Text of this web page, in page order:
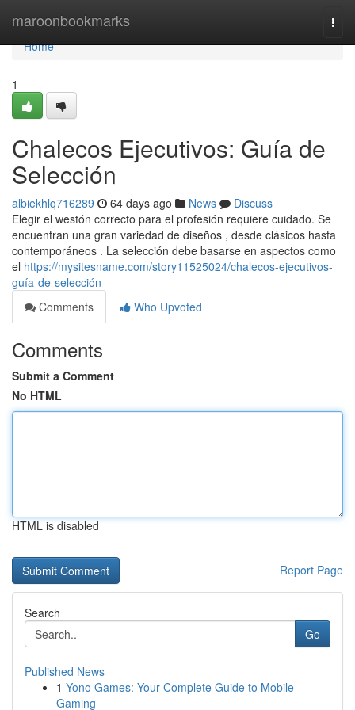
maroonbookmarks
Home
Home
1
Chalecos Ejecutivos: Guía de
Selección
albiekhlq716289 64 days ago News
Discuss
Elegir el westón correcto para el profesión requiere cuidado. Se
encuentran una gran variedad de diseños , desde clásicos hasta
contemporáneos . La selección debe basarse en aspectos como
el https://mysitesname.com/story11525024/chalecos-ejecutivos-
guía-de-selección
Comments
Who Upvoted
Comments
Submit a Comment
No HTML
HTML is disabled
Report Page
Search
Go
Published News
1 Yono Games: Your Complete Guide to Mobile
Gaming